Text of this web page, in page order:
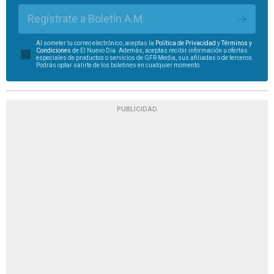
Regístrate a Boletín A.M.
Al someter tu correo electrónico, aceptas la Política de Privacidad yTérminos y
Condiciones de El Nuevo Día. Además, aceptas recibir información u ofertas
especiales de productos o servicios de GFR Media, sus afiliadas o de terceros.
Podrás optar salirte de los boletines en cualquier momento.
PUBLICIDAD